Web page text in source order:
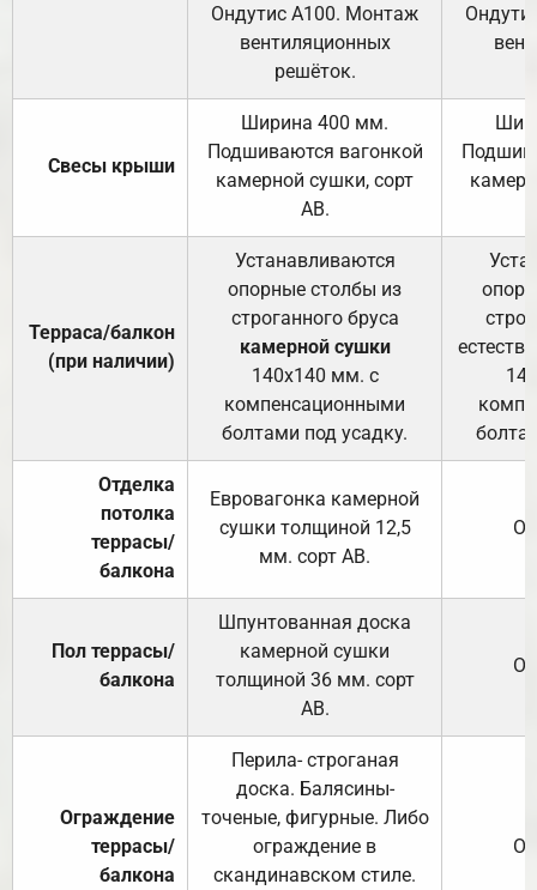
Ондутис А100. Монтаж
вентиляционных
решёток.
Свесы крыши
Ширина 400 мм.
Подшиваются вагонкой
камерной сушки, сорт
АВ.
Терраса/балкон
(при наличии)
Устанавливаются
опорные столбы из
строганного бруса
камерной сушки
140х140 мм. с
компенсационными
болтами под усадку.
Отделка
потолка
террасы/
балкона
Евровагонка камерной
сушки толщиной 12,5
мм. сорт АВ.
Пол террасы/
балкона
Шпунтованная доска
камерной сушки
толщиной 36 мм. сорт
АВ.
Ограждение
террасы/
балкона
Перила- строганая
доска. Балясины-
точеные, фигурные. Либо
ограждение в
скандинавском стиле.